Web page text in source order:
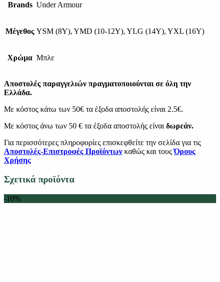
Brands Under Armour
Μέγεθος YSM (8Y), YMD (10-12Y), YLG (14Y), YXL (16Y)
Χρώμα Μπλε
Αποστολές παραγγελιών πραγματοποιούνται σε όλη την
Ελλάδα.
Με κόστος κάτω των 50€ τα έξοδα αποστολής είναι 2.5€.
Με κόστος άνω των 50 € τα έξοδα αποστολής είναιδωρεάν.
Για περισσότερες πληροφορίες επισκεφθείτε την σελίδα για τις
Αποστολές-Επιστροφές Προϊόντων καθώς και τουςΌρους
Χρήσης
Σχετικά προϊόντα
-10%